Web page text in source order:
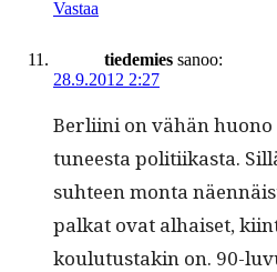
Vastaa
tiedemies sanoo:
28.9.2012 2:27
Berli­i­ni on vähän
tuneesta poli­ti­ikas­ta.
suh­teen mon­ta
palkat ovat alhaiset,
koulu­tus­takin on. 90-